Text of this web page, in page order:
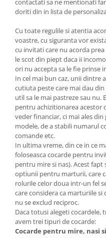
contactati sa ne mentionati
doriti din in lista de
Cu toate regulile si atentia
voastre, cu siguranta vor
cu invitati care nu acorda
le scot din piept daca ii
ori nu accepta sa le fie prinse
In cel mai bun caz, unii dintre
cutiuta peste care mai dau
util sa le mai pastreze sau
pentru achizitionarea acestor
veder financiar, ci mai ales
modele, de a stabili numarul
comande etc.
In ultima vreme, din ce in ce
foloseasca cocarde pentru
pentru mire si nas). Acest
optiunii pentru marturii, care
rolurile celor doua intr-un fel
care considera ca marturiile si
nu se exclud reciproc.
Daca totusi alegeti
avem trei tipuri de cocarde:
Cocarde pentru mire, nasi